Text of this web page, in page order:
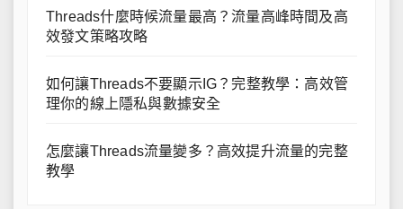
Threads什麼時候流量最高？流量高峰時間及高
效發文策略攻略
如何讓Threads不要顯示IG？完整教學：高效管
理你的線上隱私與數據安全
怎麼讓Threads流量變多？高效提升流量的完整
教學